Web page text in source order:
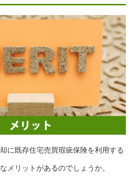
に既存住宅売買瑕疵保険を利用する
メリットがあるのでしょうか。